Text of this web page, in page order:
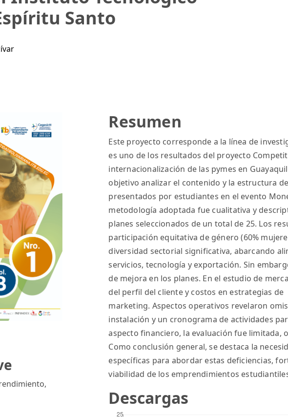
Santo
,
Resumen
Este proyecto corresponde a la línea de
es uno de los resultados del proyecto
internacionalización de las pymes en
objetivo analizar el contenido y la estructura
presentados por estudiantes en el evento
metodología adoptada fue cualitativa y
planes seleccionados de un total de 25. Los
participación equitativa de género (60%
diversidad sectorial significativa, abarcando
servicios, tecnología y exportación. Sin
de mejora en los planes. En el estudio de
del perfil del cliente y costos en estrategias de
marketing. Aspectos operativos revelaron
instalación y un cronograma de actividades
aspecto financiero, la evaluación fue limitada,
Como conclusión general, se destaca la
específicas para abordar estas deficiencias,
viabilidad de los emprendimientos
Descargas